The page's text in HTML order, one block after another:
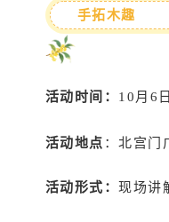
手拓木趣
活动时间： 10月6
活动地点 ：北宫门
活动形式：现场讲